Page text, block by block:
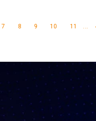
7 8 9 10 11